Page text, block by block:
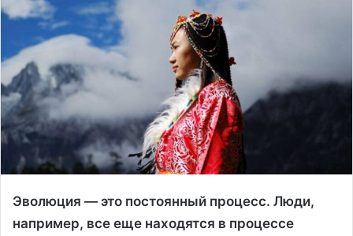
Эволюция — это постоянный процесс. Люди,
например, все еще находятся в процессе